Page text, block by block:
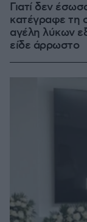
Γιατί δεν
κατέγραφε τη
αγέλη λύκων
είδε άρρωστο